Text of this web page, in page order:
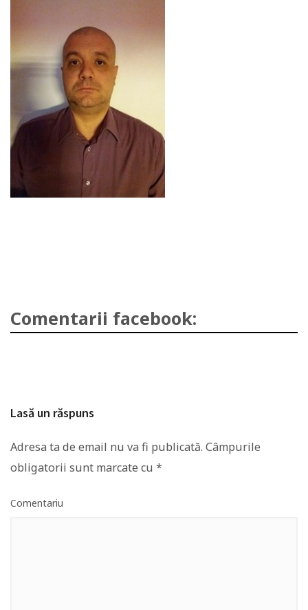
Comentarii facebook:
Lasă un răspuns
Adresa ta de email nu va fi publicată. Câmpurile
obligatorii sunt marcate cu *
Comentariu